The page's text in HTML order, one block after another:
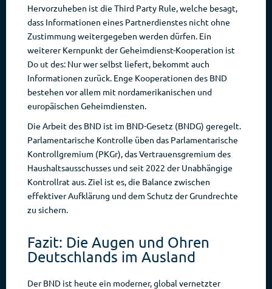
Hervorzuheben ist die Third Party Rule, welche besagt,
dass Informationen eines Partnerdienstes nicht ohne
Zustimmung weitergegeben werden dürfen. Ein
weiterer Kernpunkt der Geheimdienst-Kooperation ist
Do ut des: Nur wer selbst liefert, bekommt auch
Informationen zurück. Enge Kooperationen des BND
bestehen vor allem mit nordamerikanischen und
europäischen Geheimdiensten.
Die Arbeit des BND ist im BND-Gesetz (BNDG) geregelt.
Parlamentarische Kontrolle üben das Parlamentarische
Kontrollgremium (PKGr), das Vertrauensgremium des
Haushaltsausschusses und seit 2022 der Unabhängige
Kontrollrat aus. Ziel ist es, die Balance zwischen
effektiver Aufklärung und dem Schutz der Grundrechte
zu sichern.
Fazit: Die Augen und Ohren
Deutschlands im Ausland
Der BND ist heute ein moderner, global vernetzter